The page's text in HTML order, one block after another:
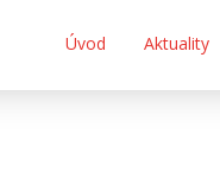
Úvod Aktuality